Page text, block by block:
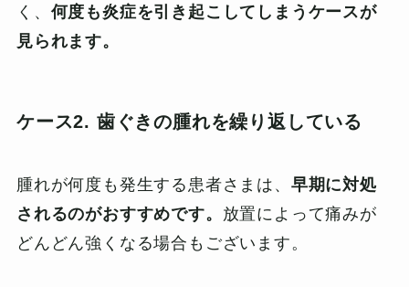
く、 何度も炎症を引き起こしてしまうケースが
見られます。
ケース2. 歯ぐきの腫れを繰り返している
腫れが何度も発生する患者さまは、 早期に対処
されるのがおすすめです。 放置によって痛みが
どんどん強くなる場合もございます。